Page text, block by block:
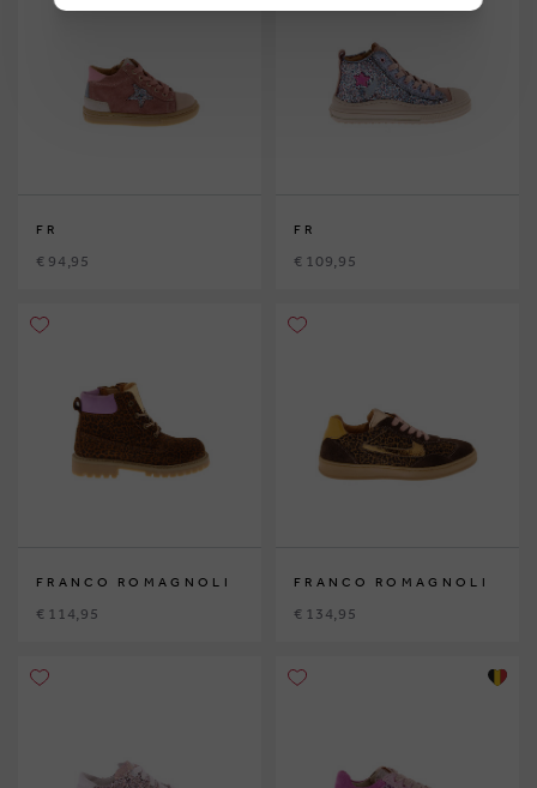
FR
€ 94,95
FR
€ 109,95
FRANCO ROMAGNOLI
€ 114,95
FRANCO ROMAGNOLI
€ 134,95